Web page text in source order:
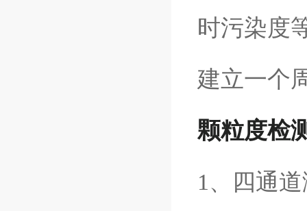
时污染度
建立一个
颗粒度检
1、四通